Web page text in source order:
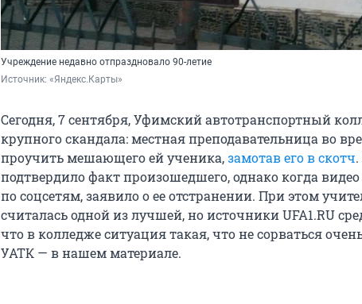
Учреждение недавно отпраздновало 90-летие
Источник: «Яндекс.Карты»
Сегодня, 7 сентября, Уфимский автотранспортный
крупного скандала: местная преподавательница во
проучить мешающего ей ученика,замотав его в скотч
подтвердило факт произошедшего, однако когда видео
по соцсетям, заявило о ее отстранении. При этом
считалась одной из лучшей, но источники UFA1.RU
что в колледже ситуация такая, что не сорваться
УАТК — в нашем материале.